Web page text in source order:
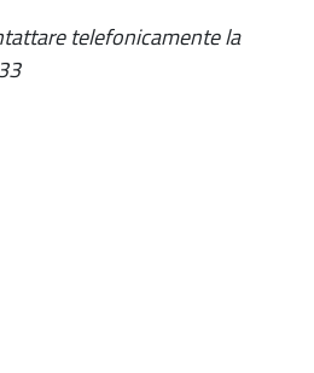
telefonicamente la